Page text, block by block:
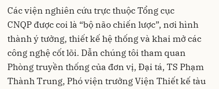
Các viện nghiên cứu trực thuộcTổng cục
CNQP được coi là “bộ não chiến lược”, nơi hình
thành ý tưởng, thiết kế hệ thống và khai mở các
công nghệ cốt lõi. Dẫn chúng tôi tham quan
Phòng truyền thống của đơn vị, Đại tá, TS Phạm
Thành Trung, Phó viện trưởng Viện Thiết kế tàu